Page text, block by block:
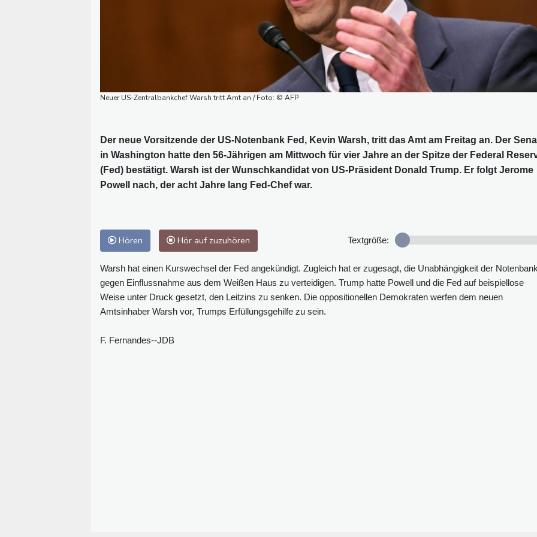
Neuer US-Zentralbankchef Warsh tritt Amt an / Foto: © AFP
Der neue Vorsitzende der US-Notenbank Fed, Kevin Warsh, tritt das Amt am Freitag an. Der
in Washington hatte den 56-Jährigen am Mittwoch für vier Jahre an der Spitze der Federal
(Fed) bestätigt. Warsh ist der Wunschkandidat von US-Präsident Donald Trump. Er folgt Jerome
Powell nach, der acht Jahre lang Fed-Chef war.
Hören Hör auf zuzuhören Textgröße:
Warsh hat einen Kurswechsel der Fed angekündigt. Zugleich hat er zugesagt, die Unabhängigkeit der Notenbank
gegen Einflussnahme aus dem Weißen Haus zu verteidigen. Trump hatte Powell und die Fed auf beispiellose
Weise unter Druck gesetzt, den Leitzins zu senken. Die oppositionellen Demokraten werfen dem neuen
Amtsinhaber Warsh vor, Trumps Erfüllungsgehilfe zu sein.
F. Fernandes--JDB